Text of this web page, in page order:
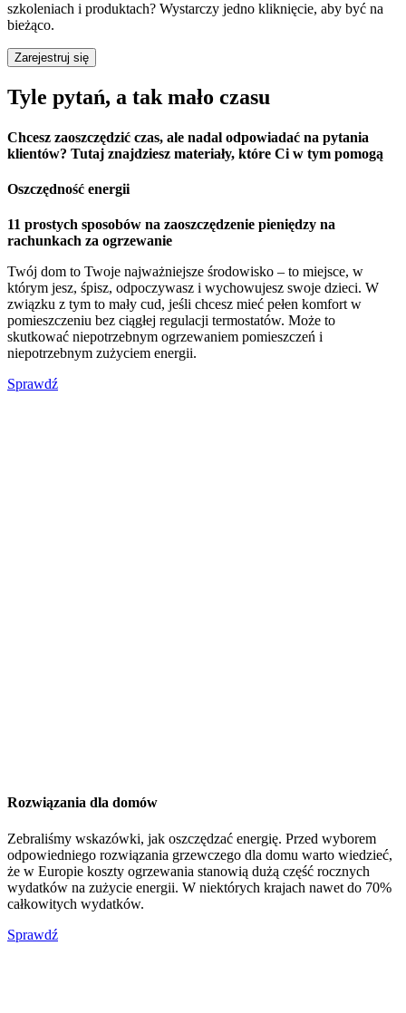
szkoleniach i produktach? Wystarczy jedno kliknięcie, aby być na
bieżąco.
Zarejestruj się
Tyle pytań, a tak mało czasu
Chcesz zaoszczędzić czas, ale nadal odpowiadać na pytania
klientów? Tutaj znajdziesz materiały, które Ci w tym pomogą
Oszczędność energii
11 prostych sposobów na zaoszczędzenie pieniędzy na
rachunkach za ogrzewanie
Twój dom to Twoje najważniejsze środowisko – to miejsce, w
którym jesz, śpisz, odpoczywasz i wychowujesz swoje dzieci. W
związku z tym to mały cud, jeśli chcesz mieć pełen komfort w
pomieszczeniu bez ciągłej regulacji termostatów. Może to
skutkować niepotrzebnym ogrzewaniem pomieszczeń i
niepotrzebnym zużyciem energii.
Sprawdź
Rozwiązania dla domów
Zebraliśmy wskazówki, jak oszczędzać energię. Przed wyborem
odpowiedniego rozwiązania grzewczego dla domu warto wiedzieć,
że w Europie koszty ogrzewania stanowią dużą część rocznych
wydatków na zużycie energii. W niektórych krajach nawet do 70%
całkowitych wydatków.
Sprawdź